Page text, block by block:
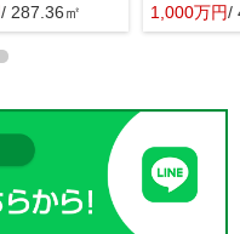
/ 287.36㎡
1,000万円/